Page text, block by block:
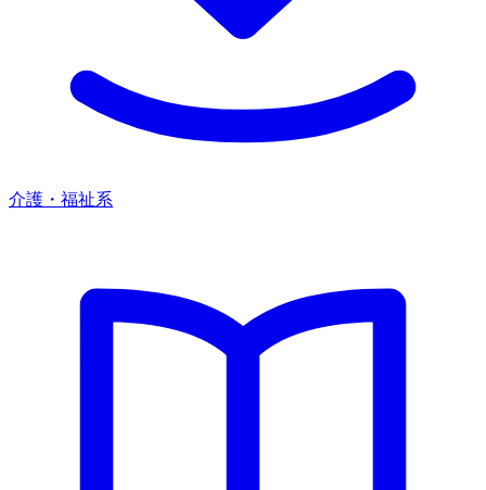
介護・福祉系